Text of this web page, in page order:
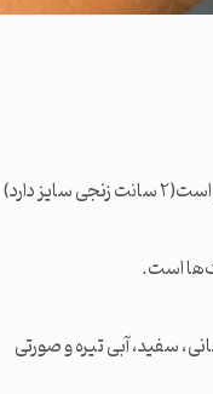
سفید، آبی تیره و صورتی